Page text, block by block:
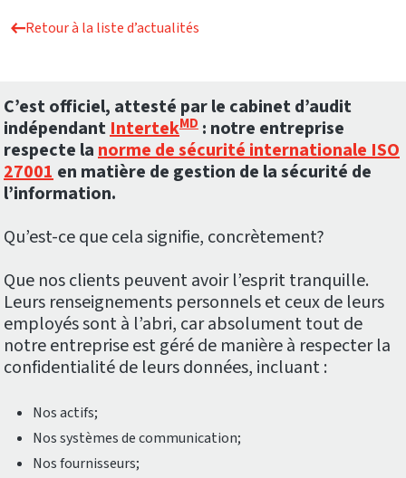
Retour à la liste d’actualités
C’est officiel, attesté par le cabinet d’audit
indépendantIntertekMD : notre entreprise
respecte lanorme de sécurité internationale ISO
27001en matière de gestion de la sécurité de
l’information.
Qu’est-ce que cela signifie, concrètement?
Que nos clients peuvent avoir l’esprit tranquille.
Leurs renseignements personnels et ceux de leurs
employés sont à l’abri, car absolument tout de
notre entreprise est géré de manière à respecter la
confidentialité de leurs données, incluant :
Nos actifs;
Nos systèmes de communication;
Nos fournisseurs;